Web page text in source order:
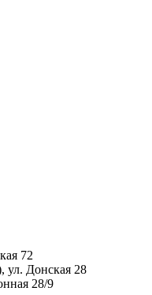
72
Донская 28
28/9